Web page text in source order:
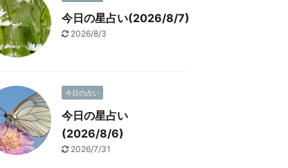
今日の星占い(2026/8/7)
2026/8/3
今日の占い
今日の星占い
(2026/8/6)
2026/7/31